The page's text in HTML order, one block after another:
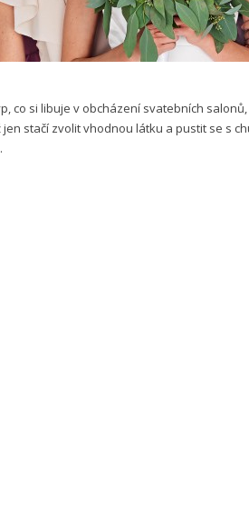
co si libuje v obcházení svatebních
stačí zvolit vhodnou látku a pustit se s